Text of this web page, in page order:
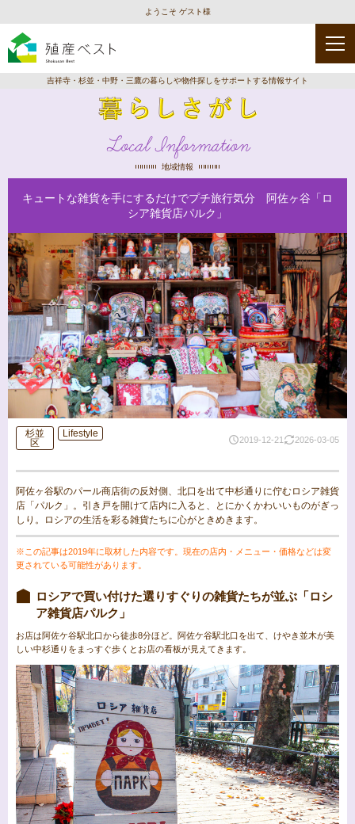
ようこそ ゲスト様
吉祥寺・杉並・中野・三鷹の暮らしや物件探しをサポートする情報サイト
Local Information
地域情報
キュートな雑貨を手にするだけでプチ旅行気分 阿佐ヶ谷「ロ
シア雑貨店パルク」
杉並
区
Lifestyle
2019-12-21 2026-03-05
阿佐ヶ谷駅のパール商店街の反対側、北口を出て中杉通りに佇むロシア雑貨
店「パルク」。引き戸を開けて店内に入ると、とにかくかわいいものがぎっ
しり。ロシアの生活を彩る雑貨たちに心がときめきます。
※この記事は2019年に取材した内容です。現在の店内・メニュー・価格などは変
更されている可能性があります。
ロシアで買い付けた選りすぐりの雑貨たちが並ぶ「ロシ
ア雑貨店パルク」
お店は阿佐ケ谷駅北口から徒歩8分ほど。阿佐ケ谷駅北口を出て、けやき並木が美
しい中杉通りをまっすぐ歩くとお店の看板が見えてきます。